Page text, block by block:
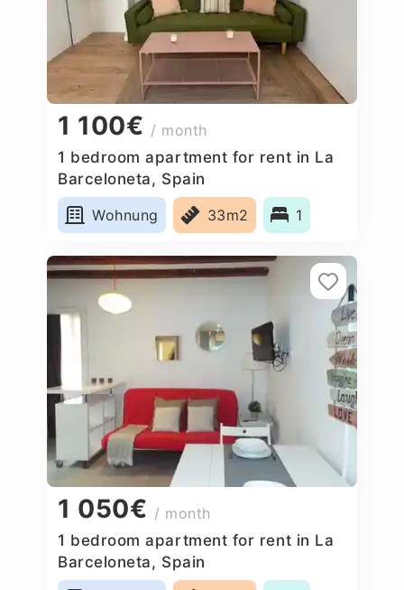
1 100€ / month
1 bedroom apartment for rent in La
Barceloneta, Spain
Wohnung
33m2 1
1 050€ / month
1 bedroom apartment for rent in La
Barceloneta, Spain